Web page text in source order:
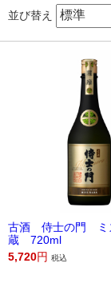
並び替え
古酒 侍士の門 ミ
蔵 720ml
5,720円 税込